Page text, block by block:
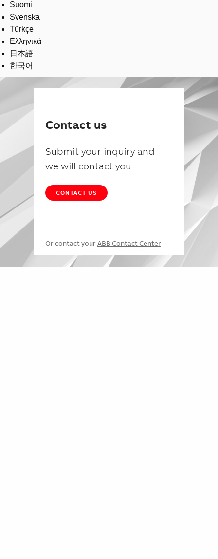
Suomi
Svenska
Türkçe
Ελληνικά
日本語
한국어
Contact us
Submit your inquiry and
we will contact you
CONTACT US
Or contact your ABB Contact Center